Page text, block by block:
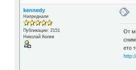
kennedy
Напреднали
Публикации: 2151
Николай Колев
От
ето